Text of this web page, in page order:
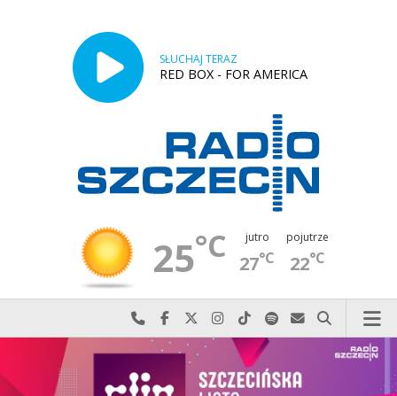
SŁUCHAJ TERAZ
RED BOX - FOR AMERICA
25°C jutro
27°C
pojutrze
22°C
Najlepiej po prostu do nas zadzwoń
Odwiedź nas na Facebook-u
Odwiedź nas na X
Odwiedź nas na Instagram-ie
Odwiedź nas na TikTok-u
Szukaj nas na Spotify
Wyślij do nas
Szukaj